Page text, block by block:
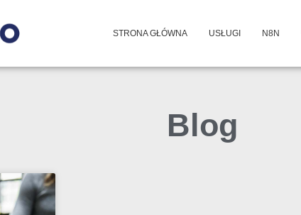
STRONA GŁÓWNA USŁUGI N8N
Blog